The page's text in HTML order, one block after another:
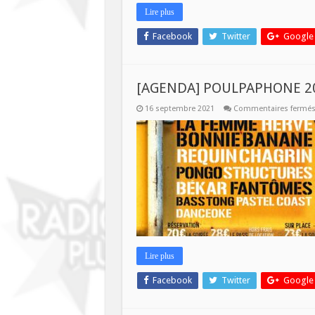
Lire plus
Facebook Twitter Google
[AGENDA] POULPAPHONE
16 septembre 2021 Commentaires fermés
Lire plus
Facebook Twitter Google